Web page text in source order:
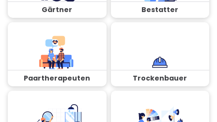
Gärtner Bestatter
Paartherapeuten Trockenbauer